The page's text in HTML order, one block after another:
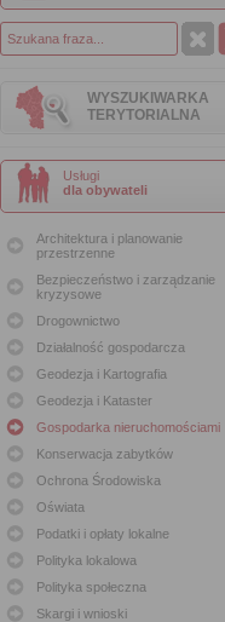
WYSZUKIWARKA
TERYTORIALNA
Usługi
dla obywateli
Architektura i planowanie
przestrzenne
Bezpieczeństwo i zarządzanie
kryzysowe
Drogownictwo
Działalność gospodarcza
Geodezja i Kartografia
Geodezja i Kataster
Gospodarka nieruchomościami
Konserwacja zabytków
Ochrona Środowiska
Oświata
Podatki i opłaty lokalne
Polityka lokalowa
Polityka społeczna
Skargi i wnioski